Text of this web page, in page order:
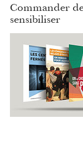
Commander
sensibiliser